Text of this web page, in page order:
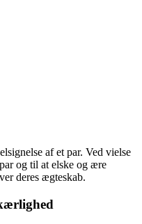
af et par. Ved vielse
og til at elske og ære
deres ægteskab.